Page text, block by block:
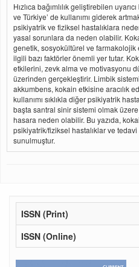
Hızlıca bağımlılık geliştirebilen
ve Türkiye’ de kullanımı giderek
psikiyatrik ve fiziksel hastalıklara
yasal sorunlara da neden olabilir.
genetik, sosyokültürel ve
ilgili bazı faktörler önemli yer tutar.
etkilerini, zevk alma ve motivasyonu
üzerinden gerçekleştirir. Limbik
akkumbens, kokain etkisine aracılık
kullanımı sıklıkla diğer psikiyatrik
başta santral sinir sistemi olmak
hasara neden olabilir. Bu yazıda,
psikiyatrik/fiziksel hastalıklar ve
sunulmuştur.
ISSN (Print)
ISSN (Online)